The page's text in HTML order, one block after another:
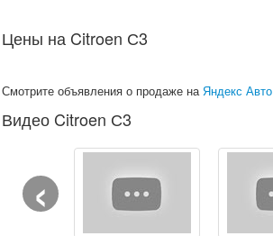
Цены на Citroen С3
Смотрите объявления о продаже наЯндекс Авто
Видео Citroen С3
‹